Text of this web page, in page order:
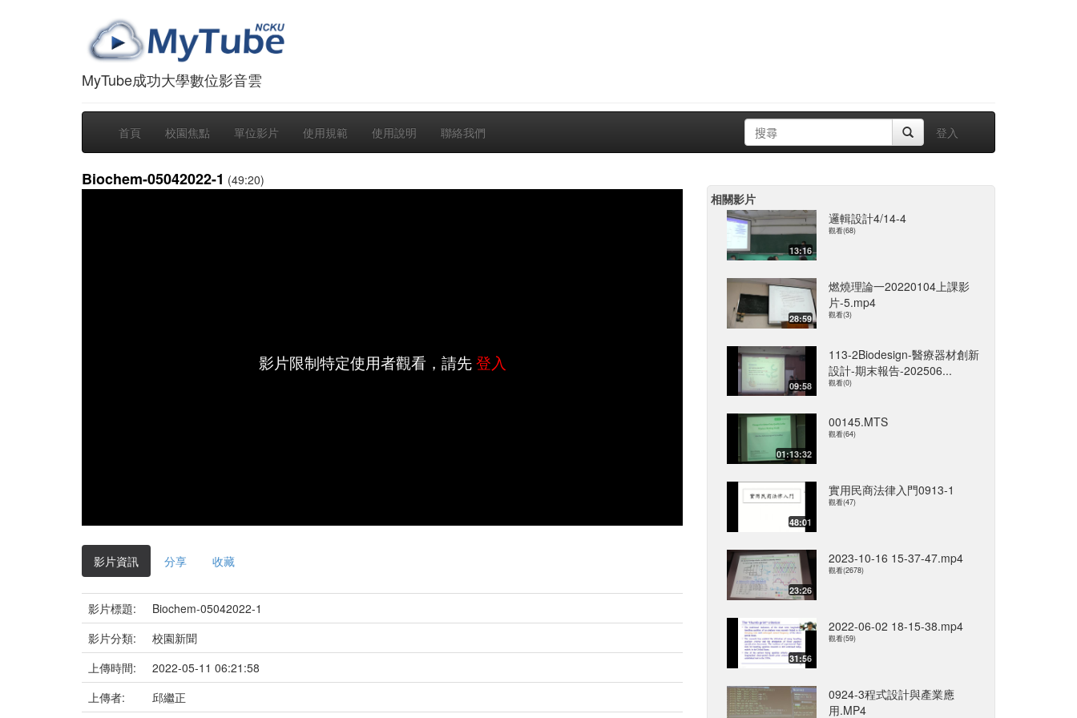
MyTube成功大學數位影音雲
首頁 校園焦點 單位影片 使用規範 使用說明 聯絡我們 登入
Biochem-05042022-1 (49:20)
影片限制特定使用者觀看，請先登入
影片資訊 分享 收藏
影片標題:
Biochem-05042022-1
影片分類:
校園新聞
上傳時間:
2022-05-11 06:21:58
上傳者:
邱繼正
相關影片
13:16
邏輯設計4/14-4
觀看(68)
28:59
燃燒理論一20220104上課影
片-5.mp4
觀看(3)
09:58
113-2Biodesign-醫療器材創新
設計-期末報告-202506...
觀看(0)
01:13:32
00145.MTS
觀看(64)
48:01
實用民商法律入門0913-1
觀看(47)
23:26
2023-10-16 15-37-47.mp4
觀看(2678)
31:56
2022-06-02 18-15-38.mp4
觀看(59)
0924-3程式設計與產業應
用.MP4